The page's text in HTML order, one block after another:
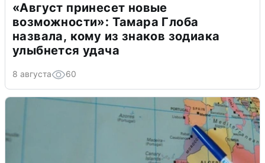
«Август принесет новые
возможности»: Тамара Глоба
назвала, кому из знаков зодиака
улыбнется удача
8 августа 60